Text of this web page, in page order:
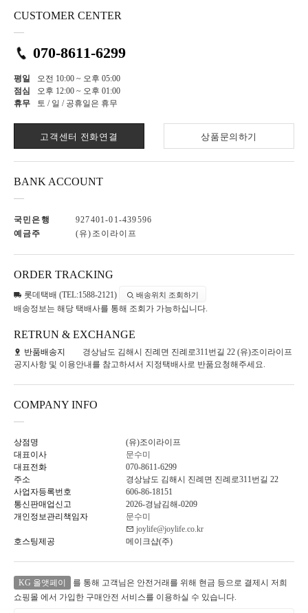
CUSTOMER CENTER
070-8611-6299
평일
오전 10:00 ~ 오후 05:00
점심
오후 12:00 ~ 오후 01:00
휴무
토 / 일 / 공휴일은 휴무
고객센터 전화연결 상품문의하기
BANK ACCOUNT
국민은행
927401-01-439596
예금주
(유)조이라이프
ORDER TRACKING
롯데택배 (TEL:1588-2121) 배송위치 조회하기
배송정보는 해당 택배사를 통해 조회가 가능하십니다.
RETRUN & EXCHANGE
반품배송지
경상남도 김해시 진례면 진례로311번길 22 (유)조이라이프
공지사항 및 이용안내를 참고하셔서 지정택배사로 반품요청해주세요.
COMPANY INFO
상점명
(유)조이라이프
대표이사
문수미
대표전화
070-8611-6299
주소
경상남도 김해시 진례면 진례로311번길 22
사업자등록번호
606-86-18151
통신판매업신고
2026-경남김해-0209
개인정보관리책임자
문수미
joylife@joylife.co.kr
호스팅제공
메이크샵(주)
KG 올앳페이
를 통해 고객님은 안전거래를 위해 현금 등으로 결제시 저희
쇼핑몰 에서 가입한 구매안전 서비스를 이용하실 수 있습니다.